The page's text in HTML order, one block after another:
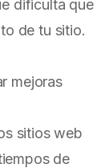
dificulta que
de tu sitio.
mejoras
sitios web
de